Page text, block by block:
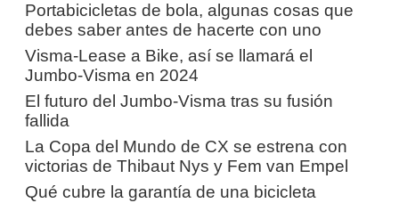
Portabicicletas de bola, algunas cosas que
debes saber antes de hacerte con uno
Visma-Lease a Bike, así se llamará el
Jumbo-Visma en 2024
El futuro del Jumbo-Visma tras su fusión
fallida
La Copa del Mundo de CX se estrena con
victorias de Thibaut Nys y Fem van Empel
Qué cubre la garantía de una bicicleta